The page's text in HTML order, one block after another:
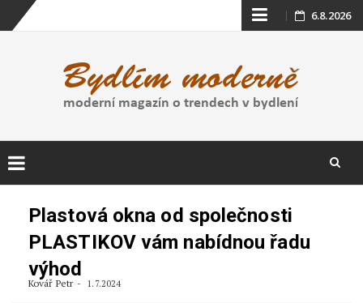
Skip
content
6.8.2026
Plastová okna od společnosti
PLASTIKOV vám nabídnou řadu
výhod
Kovář Petr 1.7.2024